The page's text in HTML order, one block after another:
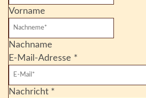
Vorname
Nachname
E-Mail-Adresse *
Nachricht *